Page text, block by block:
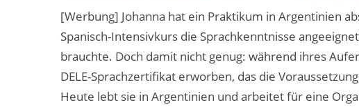
[Werbung] Johanna hat ein Praktikum in Argentinien
Spanisch-Intensivkurs die Sprachkenntnisse
brauchte. Doch damit nicht genug: während ihres
DELE-Sprachzertifikat erworben, das die
Heute lebt sie in Argentinien und arbeitet für eine